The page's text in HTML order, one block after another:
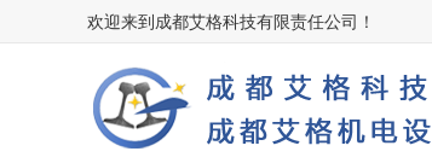
欢迎来到成都艾格科技有限责任公司！​